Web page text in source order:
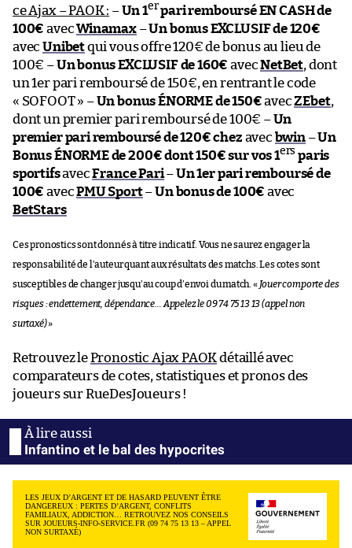
ce Ajax – PAOK : –Un 1erpari remboursé EN CASH de
100€ avecWinamax–Un bonus EXCLUSIF de 120€
avecUnibetqui vous offre 120€ de bonus au lieu de
100€ –Un bonus EXCLUSIF de 160€ avecNetBet, dont
un 1er pari remboursé de 150€, en rentrant le code
« SOFOOT » –Un bonus ÉNORME de 150€avecZEbet,
dont un premier pari remboursé de 100€ –Un
premier pari remboursé de 120€ chez avec bwin–Un
Bonus ÉNORME de 200€ dont 150€ sur vos 1ers paris
sportifsavecFrance Pari–Un 1er pari remboursé de
100€ avecPMU Sport–Un bonus de 100€ avec
BetStars
Ces pronostics sont donnés à titre indicatif. Vous ne saurez engager la
responsabilité de l’auteur quant aux résultats des matchs. Les cotes sont
susceptibles de changer jusqu’au coup d’envoi du match. « Jouer comporte des
risques : endettement, dépendance… Appelez le 09 74 75 13 13 (appel non
surtaxé)»
Retrouvez lePronostic Ajax PAOKdétaillé avec
comparateurs de cotes, statistiques et pronos des
joueurs sur RueDesJoueurs !
Infantino et le bal des hypocrites
LES JEUX D’ARGENT ET DE HASARD PEUVENT ÊTRE
DANGEREUX : PERTES D’ARGENT, CONFLITS
FAMILIAUX, ADDICTION… RETROUVEZ NOS CONSEILS
SUR JOUEURS-INFO-SERVICE.FR (09 74 75 13 13 – APPEL
NON SURTAXÉ)